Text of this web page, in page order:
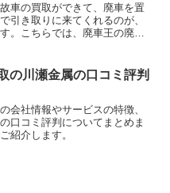
車の買取ができて、廃車を置
引き取りに来てくれるのが、
。こちらでは、廃車王の廃車
紹介します。
の川瀬金属の口コミ評判
会社情報やサービスの特徴、
口コミ評判についてまとめま
紹介します。